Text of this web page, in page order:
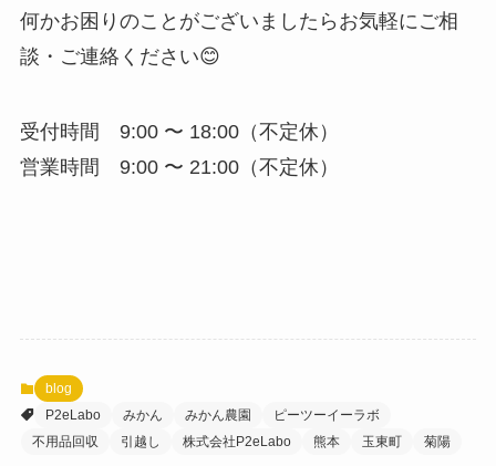
何かお困りのことがございましたらお気軽にご相
談・ご連絡ください😊
受付時間 9:00 〜 18:00（不定休）
営業時間 9:00 〜 21:00（不定休）
blog
P2eLabo
みかん みかん農園
ピーツーイーラボ
不用品回収
引越し 株式会社P2eLabo 熊本 玉東町 菊陽